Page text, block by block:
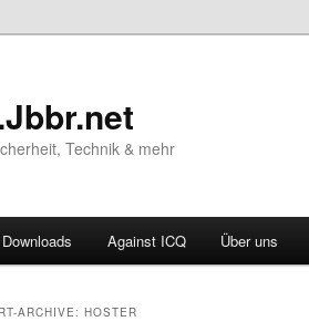
Technik & mehr
Downloads Against ICQ Über uns
ARCHIVE:HOSTER